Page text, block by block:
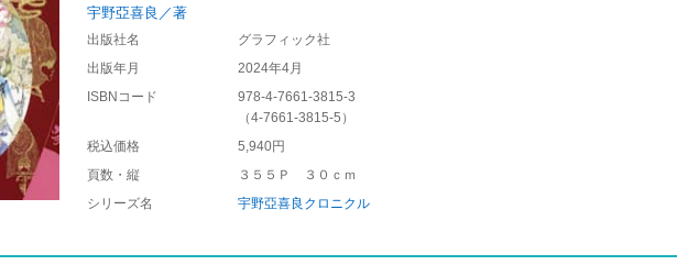
宇野亞喜良／著
出版社名
グラフィック社
出版年月
2024年4月
ISBNコード
978-4-7661-3815-3
（4-7661-3815-5 ）
税込価格
5,940円
頁数・縦
３５５Ｐ ３０ｃｍ
シリーズ名
宇野亞喜良クロニクル